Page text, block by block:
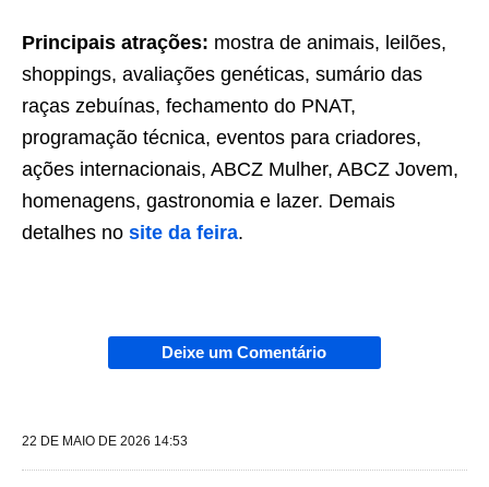
Principais atrações: mostra de animais, leilões,
shoppings, avaliações genéticas, sumário das
raças zebuínas, fechamento do PNAT,
programação técnica, eventos para criadores,
ações internacionais, ABCZ Mulher, ABCZ Jovem,
homenagens, gastronomia e lazer. Demais
detalhes no site da feira.
Deixe um Comentário
22 DE MAIO DE 2026 14:53